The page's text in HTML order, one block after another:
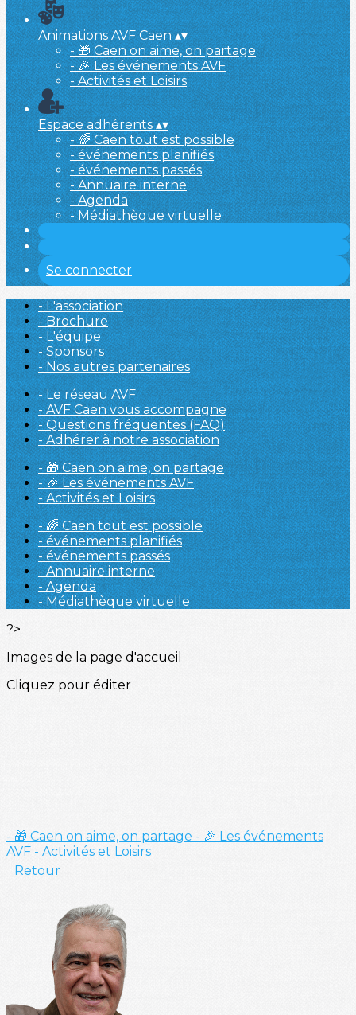
Animations AVF Caen▴▾
- 🎁 Caen on aime, on partage
- 🎉 Les événements AVF
- Activités et Loisirs
Espace adhérents▴▾
- 🌈 Caen tout est possible
- événements planifiés
- événements passés
- Annuaire interne
- Agenda
- Médiathèque virtuelle
Se connecter
- L'association
- Brochure
- L'équipe
- Sponsors
- Nos autres partenaires
- Le réseau AVF
- AVF Caen vous accompagne
- Questions fréquentes (FAQ)
- Adhérer à notre association
- 🎁 Caen on aime, on partage
- 🎉 Les événements AVF
- Activités et Loisirs
- 🌈 Caen tout est possible
- événements planifiés
- événements passés
- Annuaire interne
- Agenda
- Médiathèque virtuelle
?>
Images de la page d'accueil
Cliquez pour éditer
- 🎁 Caen on aime, on partage - 🎉 Les événements
AVF - Activités et Loisirs
Retour